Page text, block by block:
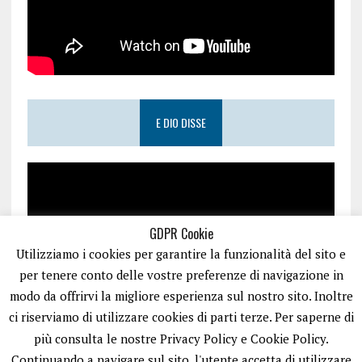
E DIO DISSE
GDPR Cookie
Utilizziamo i cookies per garantire la funzionalità del sito e
per tenere conto delle vostre preferenze di navigazione in
modo da offrirvi la migliore esperienza sul nostro sito. Inoltre
ci riserviamo di utilizzare cookies di parti terze. Per saperne di
più consulta le nostre Privacy Policy e Cookie Policy.